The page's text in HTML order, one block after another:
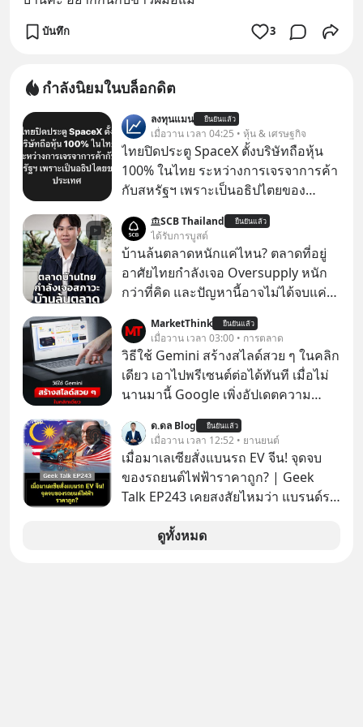
บันทึก 3
กำลังนิยมในบล็อกดิต
ลงทุนแมน ยืนยันแล้ว
เมื่อวาน เวลา 04:25 • หุ้น & เศรษฐกิจ
ไทยปิดประตู SpaceX ตั้งบริษัทถือหุ้น
100% ในไทย ระหว่างการเจรจาการค้า
กับสหรัฐฯ เพราะเป็นอธิปไตยของ
ประกาศจุดยืนชัดเจนว่า จะไม่อนุญาต
ให้บริษัทสหรัฐฯ ตั้งบริษัทโทรคมนาคม
ดาวเทียมที่ถือหุ้น 100% โดยชาวต่าง
ชาติ ในระหว่างการเจรจาการค้ากับ
รัฐบาลสหรัฐ โดยให้เหตุผลว่าเป็น
ประเด็นด้านอธิปไตยของประเทศ
SCB Thailand ยืนยันแล้ว
ได้รับการบูสต์
บ้านล้นตลาดหนักแค่ไหน? ตลาดที่อยู่
อาศัยไทยกำลังเจอ Oversupply หนัก
กว่าที่คิด และปัญหานี้อาจไม่ได้จบแค่
ล้นตลาด #เศรษฐกิจไทย #EICAround
#SCBThailand สามารถดูคลิปที่
youtube ประกอบได้ที่ link :
https://youtube.com/shorts/-
xU9gYcfVJk?feature=share
MarketThink ยืนยันแล้ว
เมื่อวาน เวลา 03:00 • การตลาด
วิธีใช้ Gemini สร้างสไลด์สวย ๆ ในคลิก
เดียว เอาไปพรีเซนต์ต่อได้ทันที เมื่อไม่
นานมานี้ Google เพิ่งอัปเดตความ
สามารถใช้ Gemini ช่วยสร้างสไลด์นำ
เสนอแบบสวย ๆ ได้ในคลิกเดียว ไม่ต้อง
เสียเวลาทำเองอีกต่อไป
ด.ดล Blog ยืนยันแล้ว
เมื่อวาน เวลา 12:52 • ยานยนต์
เมื่อมาเลเซียสั่งแบนรถ EV จีน! จุดจบ
ของรถยนต์ไฟฟ้าราคาถูก? | Geek
Talk EP243 เคยสงสัยไหมว่า แบรนด์รถ
ราบคาบ จะถูกสกัดดาวรุ่งจนต้องเบรก
ดูทั้งหมด